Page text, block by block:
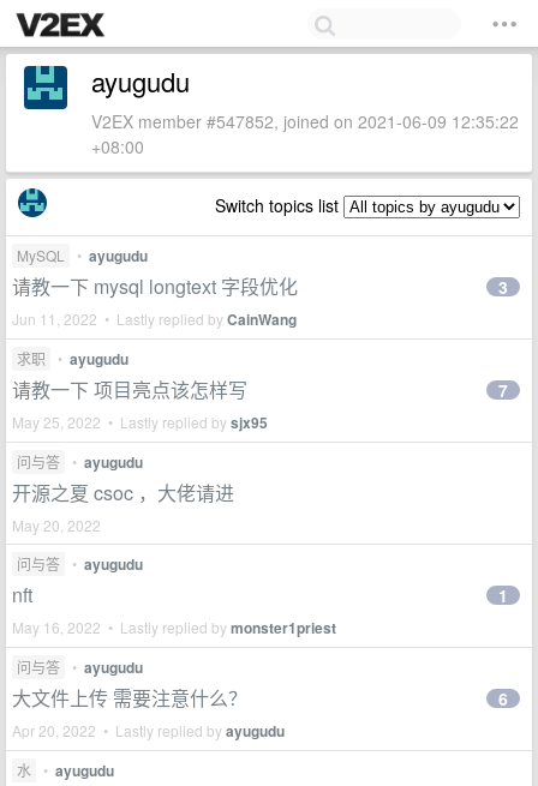
ayugudu
V2EX member #547852, joined on 2021-06-09 12:35:22
+08:00
Switch topics list
MySQL • ayugudu
请教一下 mysql longtext 字段优化
Jun 11, 2022 • Lastly replied byCainWang
3
求职 • ayugudu
请教一下 项目亮点该怎样写
May 25, 2022 • Lastly replied bysjx95
7
问与答 • ayugudu
开源之夏 csoc ，大佬请进
May 20, 2022
问与答
• ayugudu
nft
May 16, 2022 • Lastly replied bymonster1priest
1
问与答 • ayugudu
大文件上传 需要注意什么？
Apr 20, 2022 • Lastly replied byayugudu
6
水 • ayugudu